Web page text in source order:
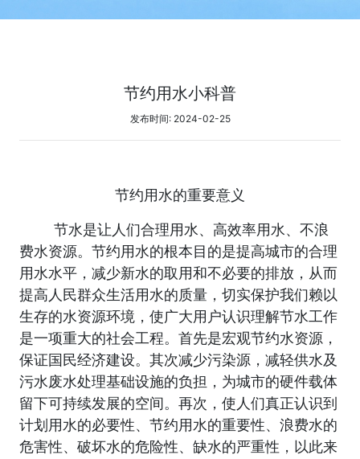
节约用水小科普
发布时间: 2024-02-25
节约用水的重要意义
节水是让人们合理用水、高效率用水、不浪
费水资源。节约用水的根本目的是提高城市的合理
用水水平，减少新水的取用和不必要的排放，从而
提高人民群众生活用水的质量，切实保护我们赖以
生存的水资源环境，使广大用户认识理解节水工作
是一项重大的社会工程。首先是宏观节约水资源，
保证国民经济建设。其次减少污染源，减轻供水及
污水废水处理基础设施的负担，为城市的硬件载体
留下可持续发展的空间。再次，使人们真正认识到
计划用水的必要性、节约用水的重要性、浪费水的
危害性、破坏水的危险性、缺水的严重性，以此来